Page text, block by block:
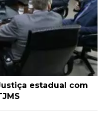
estadual com